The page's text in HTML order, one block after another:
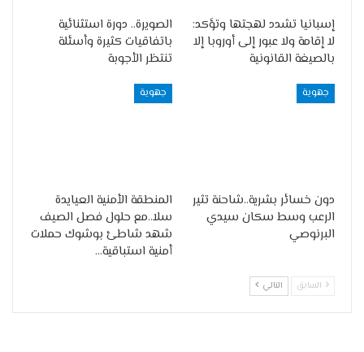
إسبانيا تشدد لهجتها وتؤكد:
لا إقامة ولا عبور إلى أوروبا إلا
بالصيغة القانونية
الصويرة.. دورة استثنائية
باتفاقيات كثيرة وأسئلة
تنتظر الأجوبة
جهوية
دون خسائر بشرية..شاحنة تثير
الرعب وسط سكان سيدي
البرنوصي
جهوية
‏المنطقة الأمنية العيايدة
سلا..مع حلول فصل الصيف
شهد شاطئ بوشوك حملات
أمنية استباقية…
السابق التالي